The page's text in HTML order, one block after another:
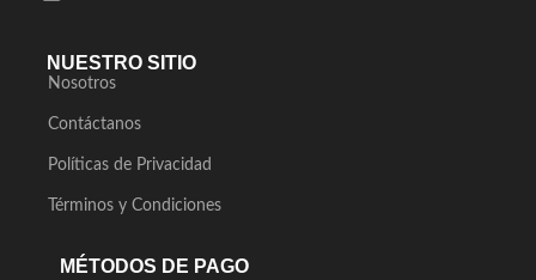
NUESTRO SITIO
Nosotros
Contáctanos
Políticas de Privacidad
Términos y Condiciones
MÉTODOS DE PAGO